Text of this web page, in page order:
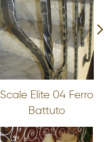
Scale Elite 04 Ferro
Battuto